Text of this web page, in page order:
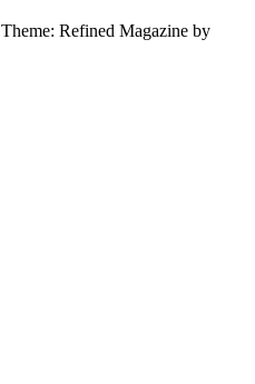
Theme: Refined Magazine by